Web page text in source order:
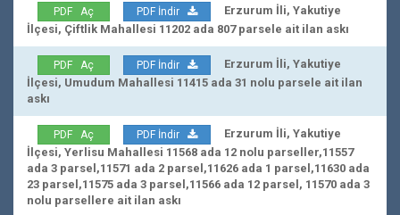
PDF Aç PDF İndir
Erzurum İli, Yakutiye
İlçesi, Çiftlik Mahallesi 11202 ada 807 parsele ait ilan askı
PDF Aç PDF İndir
Erzurum İli, Yakutiye
İlçesi, Umudum Mahallesi 11415 ada 31 nolu parsele ait ilan
askı
PDF Aç PDF İndir
Erzurum İli, Yakutiye
İlçesi, Yerlisu Mahallesi 11568 ada 12 nolu parseller,11557
ada 3 parsel,11571 ada 2 parsel,11626 ada 1 parsel,11630 ada
23 parsel,11575 ada 3 parsel,11566 ada 12 parsel, 11570 ada 3
nolu parsellere ait ilan askı